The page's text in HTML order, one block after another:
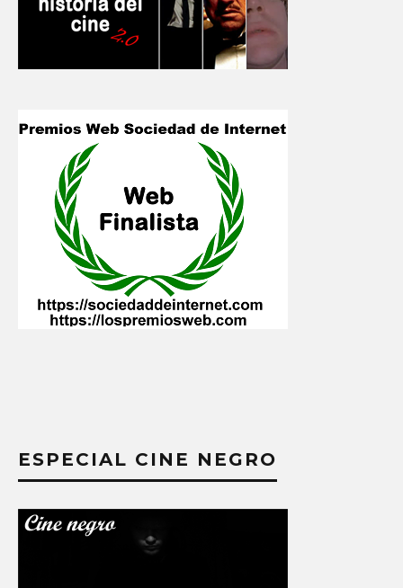
ESPECIAL CINE NEGRO